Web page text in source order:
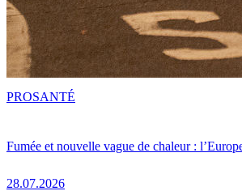
Fumée et nouvelle vague de chaleur :
28.07.2026
PROSANTÉ